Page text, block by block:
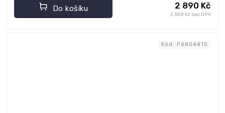
2 388 Kč bez DPH
2 890 Kč
Do košíku
Kód: PAN04415